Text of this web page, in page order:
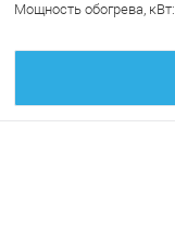
Мощность обогрева, кВт: